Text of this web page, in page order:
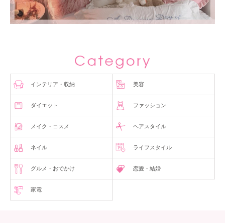
インテリア・収納 美容
ダイエット ファッション
メイク・コスメ ヘアスタイル
ネイル ライフスタイル
グルメ・おでかけ 恋愛・結婚
家電